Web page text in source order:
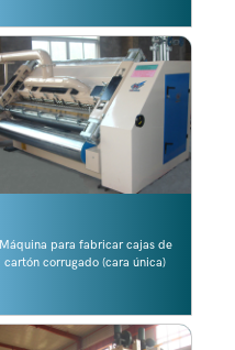
Máquina para fabricar cajas de
cartón corrugado (cara única)